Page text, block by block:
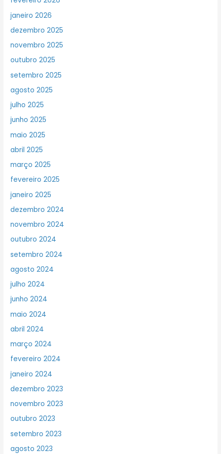
janeiro 2026
dezembro 2025
novembro 2025
outubro 2025
setembro 2025
agosto 2025
julho 2025
junho 2025
maio 2025
abril 2025
março 2025
fevereiro 2025
janeiro 2025
dezembro 2024
novembro 2024
outubro 2024
setembro 2024
agosto 2024
julho 2024
junho 2024
maio 2024
abril 2024
março 2024
fevereiro 2024
janeiro 2024
dezembro 2023
novembro 2023
outubro 2023
setembro 2023
agosto 2023